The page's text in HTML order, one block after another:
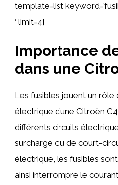
template=list
‘ limit=4]
Importance
dans une
Les fusibles jouent un rôle
électrique d’une Citroën
différents circuits
surcharge ou de court-
électrique, les fusibles
ainsi interrompre le